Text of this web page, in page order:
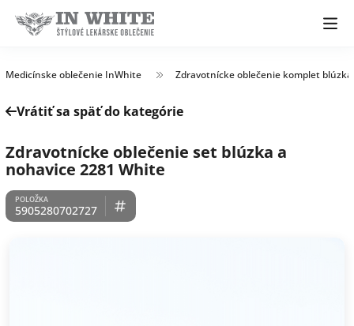
Medicínske oblečenie InWhite Zdravotnícke oblečenie komplet
Vrátiť sa späť do kategórie
Zdravotnícke oblečenie set blúzka a
nohavice 2281 White
5905280702727